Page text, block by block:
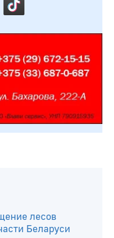
лесов
Беларуси